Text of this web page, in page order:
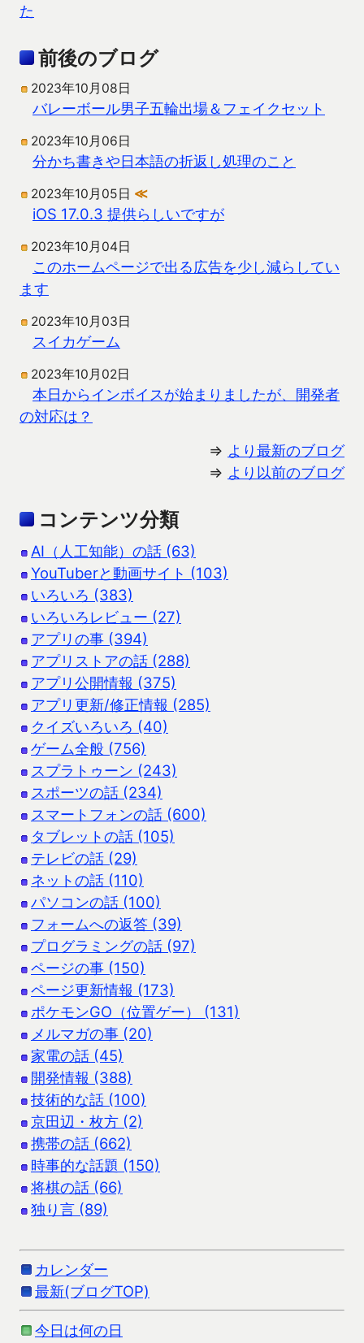
た
前後のブログ
2023年10月08日
バレーボール男子五輪出場＆フェイクセット
2023年10月06日
分かち書きや日本語の折返し処理のこと
2023年10月05日 ≪
iOS 17.0.3 提供らしいですが
2023年10月04日
このホームページで出る広告を少し減らしてい
ます
2023年10月03日
スイカゲーム
2023年10月02日
本日からインボイスが始まりましたが、開発者
の対応は？
⇒ より最新のブログ
⇒ より以前のブログ
コンテンツ分類
AI（人工知能）の話 (63)
YouTuberと動画サイト (103)
いろいろ (383)
いろいろレビュー (27)
アプリの事 (394)
アプリストアの話 (288)
アプリ公開情報 (375)
アプリ更新/修正情報 (285)
クイズいろいろ (40)
ゲーム全般 (756)
スプラトゥーン (243)
スポーツの話 (234)
スマートフォンの話 (600)
タブレットの話 (105)
テレビの話 (29)
ネットの話 (110)
パソコンの話 (100)
フォームへの返答 (39)
プログラミングの話 (97)
ページの事 (150)
ページ更新情報 (173)
ポケモンGO（位置ゲー） (131)
メルマガの事 (20)
家電の話 (45)
開発情報 (388)
技術的な話 (100)
京田辺・枚方 (2)
携帯の話 (662)
時事的な話題 (150)
将棋の話 (66)
独り言 (89)
カレンダー
最新(ブログTOP)
今日は何の日